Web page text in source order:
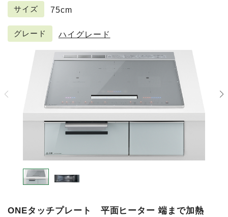
サイズ 75cm
グレード ハイグレード
ONEタッチプレート 平面ヒーター 端まで加熱